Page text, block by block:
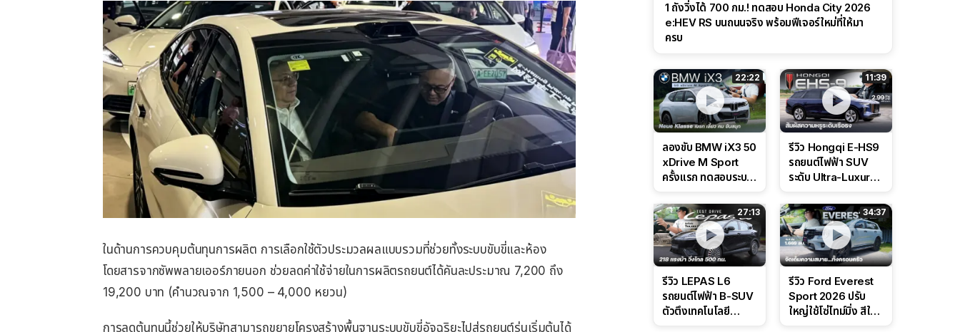
ในด้านการควบคุมต้นทุนการผลิต การเลือกใช้ตัวประมวลผลแบบรวมที่ช่วยทั้งระบบขับขี่และห้อง
โดยสารจากซัพพลายเออร์ภายนอก ช่วยลดค่าใช้จ่ายในการผลิตรถยนต์ได้คันละประมาณ 7,200 ถึง
19,200 บาท (คำนวณจาก 1,500 – 4,000 หยวน)
การลดต้นทุนนี้ช่วยให้บริษัทสามารถขยายโครงสร้างพื้นฐานระบบขับขี่อัจฉริยะไปสู่รถยนต์รุ่นเริ่มต้นได้
1 ถังวิ่งได้ 700 กม.! ทดสอบ Honda City 2026
e:HEV RS บนถนนจริง พร้อมฟีเจอร์ใหม่ที่ให้มา
ครบ
22:22
ลองขับ BMW iX3 50
xDrive M Sport
ครั้งแรก ทดสอบระบบ
Performance แบบ
จัดเต็มในสนาม
11:39
รีวิว Hongqi E-HS9
รถยนต์ไฟฟ้า SUV
ระดับ Ultra-Luxury
CDC นุ่มหนึบเหนือ
ระดับ
27:13
รีวิว LEPAS L6
รถยนต์ไฟฟ้า B-SUV
ตัวตึงเทคโนโลยี
34:37
รีวิว Ford Everest
Sport 2026 ปรับ
ใหญ่ใช้โซ่ไทม์มิ่ง สีใหม่